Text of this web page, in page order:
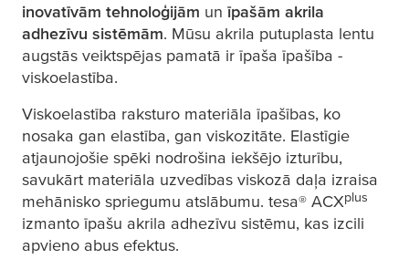
inovatīvām tehnoloģijām un īpašām akrila
adhezīvu sistēmām. Mūsu akrila putuplasta lentu
augstās veiktspējas pamatā ir īpaša īpašība -
viskoelastība.
Viskoelastība raksturo materiāla īpašības, ko
nosaka gan elastība, gan viskozitāte. Elastīgie
atjaunojošie spēki nodrošina iekšējo izturību,
savukārt materiāla uzvedības viskozā daļa izraisa
mehānisko spriegumu atslābumu. tesa® ACXplus
izmanto īpašu akrila adhezīvu sistēmu, kas izcili
apvieno abus efektus.